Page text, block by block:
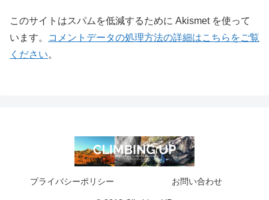
このサイトはスパムを低減するために Akismet を使って
います。
コメントデータの処理方法の詳細はこちらをご覧
ください。
プライバシーポリシー お問い合わせ